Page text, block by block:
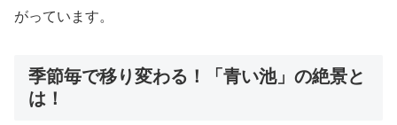
がっています。
季節毎で移り変わる！「青い池」の絶景と
は！